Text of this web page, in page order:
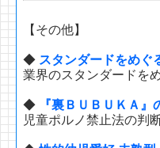
【その他】
◆ スタンダードをめぐ
業界のスタンダードを
◆ 『裏ＢＵＢＵＫＡ』
児童ポルノ禁止法の判